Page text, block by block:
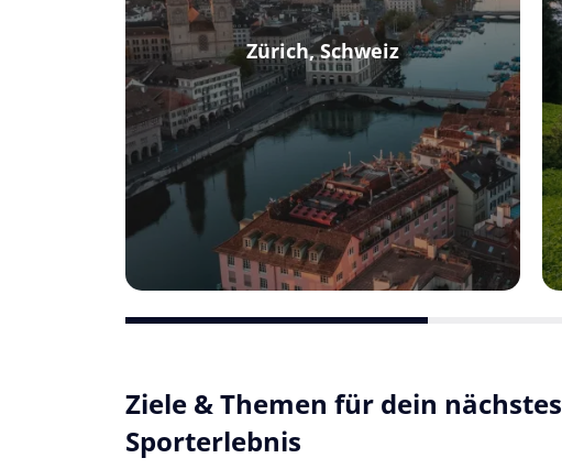
Zürich, Schweiz
Ziele & Themen für dein nächstes
Sporterlebnis